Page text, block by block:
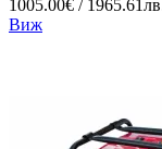
1005.00€ /
Виж